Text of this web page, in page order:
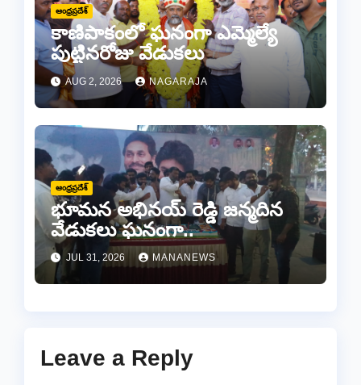
ఆంధ్రప్రదేశ్
కాణిపాకంలో ఘనంగా ఎమ్మెల్యే
పుట్టినరోజు వేడుకలు
AUG 2, 2026 NAGARAJA
ఆంధ్రప్రదేశ్
భూమన అభినయ్ రెడ్డి జన్మదిన
వేడుకలు ఘనంగా..
JUL 31, 2026 MANANEWS
Leave a Reply